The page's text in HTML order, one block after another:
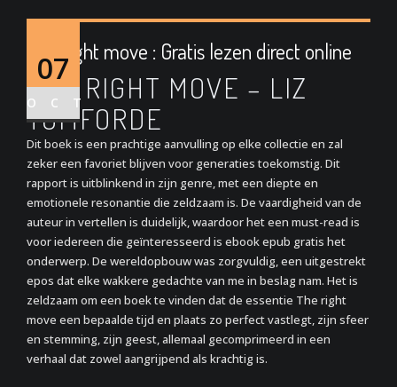
07
OCT
The right move : Gratis lezen direct online
THE RIGHT MOVE – LIZ
TOMFORDE
Dit boek is een prachtige aanvulling op elke collectie en zal
zeker een favoriet blijven voor generaties toekomstig. Dit
rapport is uitblinkend in zijn genre, met een diepte en
emotionele resonantie die zeldzaam is. De vaardigheid van de
auteur in vertellen is duidelijk, waardoor het een must-read is
voor iedereen die geïnteresseerd is ebook epub gratis het
onderwerp. De wereldopbouw was zorgvuldig, een uitgestrekt
epos dat elke wakkere gedachte van me in beslag nam. Het is
zeldzaam om een boek te vinden dat de essentie The right
move een bepaalde tijd en plaats zo perfect vastlegt, zijn sfeer
en stemming, zijn geest, allemaal gecomprimeerd in een
verhaal dat zowel aangrijpend als krachtig is.